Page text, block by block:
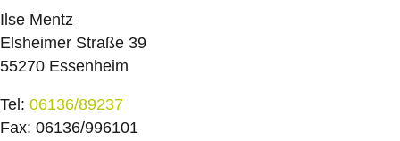
Ilse Mentz
Elsheimer Straße 39
55270 Essenheim
Tel: 06136/89237
Fax: 06136/996101